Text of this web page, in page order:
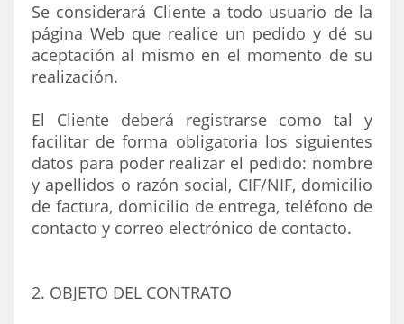
Se considerará Cliente a todo usuario de la
página Web que realice un pedido y dé su
aceptación al mismo en el momento de su
realización.
El Cliente deberá registrarse como tal y
facilitar de forma obligatoria los siguientes
datos para poder realizar el pedido: nombre
y apellidos o razón social, CIF/NIF, domicilio
de factura, domicilio de entrega, teléfono de
contacto y correo electrónico de contacto.
2. OBJETO DEL CONTRATO